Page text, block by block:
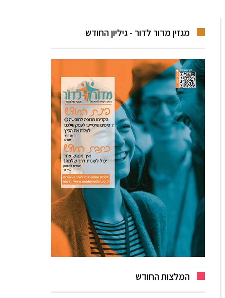
מגזין מדור לדור - גיליון החודש
המלצות החודש